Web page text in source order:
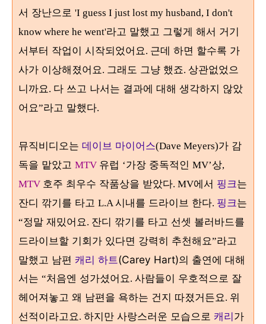
서 장난으로 'I guess I just lost my husband, I don't
know where he went'라고 말했고 그렇게 해서 거기
서부터 작업이 시작되었어요. 근데 하면 할수록 가
사가 이상해졌어요. 그래도 그냥 했죠. 상관없었으
니까요. 다 쓰고 나서는 결과에 대해 생각하지 않았
어요”라고 말했다.
뮤직비디오는 데이브 마이어스(Dave Meyers)가 감
독을 맡았고 MTV 유럽 ‘가장 중독적인 MV’상,
MTV 호주 최우수 작품상을 받았다. MV에서 핑크는
잔디 깎기를 타고 L.A시내를 드라이브 한다. 핑크는
“정말 재밌어요. 잔디 깎기를 타고 선셋 볼러바드를
드라이브할 기회가 있다면 강력히 추천해요”라고
말했고 남편 캐리 하트(Carey Hart)의 출연에 대해
서는 “처음엔 성가셨어요. 사람들이 우호적으로 잘
헤어져놓고 왜 남편을 욕하는 건지 따졌거든요. 위
선적이라고요. 하지만 사랑스러운 모습으로 캐리가